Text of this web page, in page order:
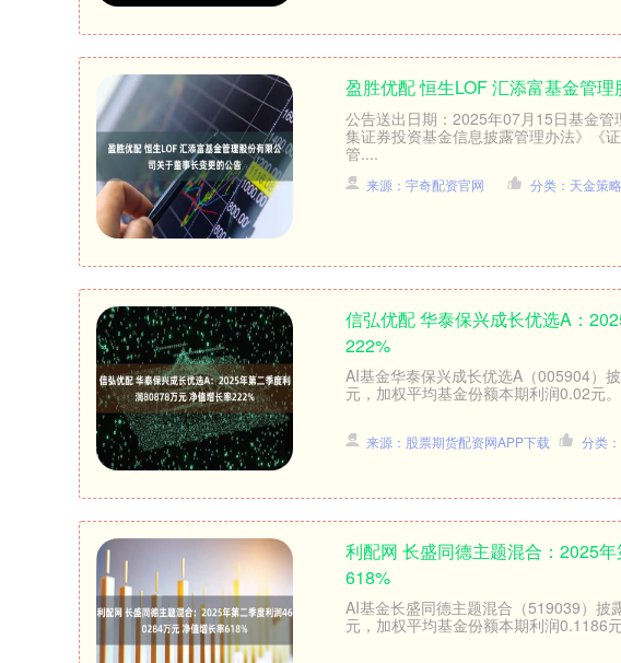
盈胜优配 恒生LOF 汇添富基金管
公告送出日期：2025年07月15日基金
集证券投资基金信息披露管理办法》《
管....
来源：宇奇配资官网 分类：天金策略
信弘优配 华泰保兴成长优选A：
222%
AI基金华泰保兴成长优选A（005904）
元，加权平均基金份额本期利润0.02元
来源：股票期货配资网APP下载 分类
利配网 长盛同德主题混合：2025
618%
AI基金长盛同德主题混合（519039）
元，加权平均基金份额本期利润0.1186
-0.15% 北证50 1122.88